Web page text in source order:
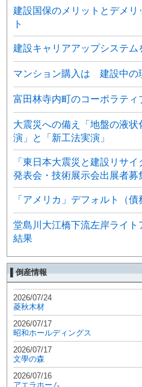
建設国保のメリットとデメ
ト
建設キャリアアップシステム
マンション購入は 建設中の
富田林寺内町のコーポラティ
大震災への備え「地盤の液
演」と「新工法実演」
「東日本大震災と建設リサ
発表会・技術展示会出展者募
「アメリカ」デフォルト（
堂島川大江橋下流左岸ライ
結果
▌倒産情報
2026/07/24
菱秋木材
2026/07/17
昭和ホールディングス
2026/07/17
文學の森
2026/07/16
アエラホーム